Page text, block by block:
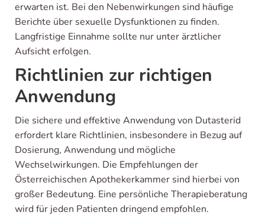
erwarten ist. Bei den Nebenwirkungen sind häufige
Berichte über sexuelle Dysfunktionen zu finden.
Langfristige Einnahme sollte nur unter ärztlicher
Aufsicht erfolgen.
Richtlinien zur richtigen
Anwendung
Die sichere und effektive Anwendung von Dutasterid
erfordert klare Richtlinien, insbesondere in Bezug auf
Dosierung, Anwendung und mögliche
Wechselwirkungen. Die Empfehlungen der
Österreichischen Apothekerkammer sind hierbei von
großer Bedeutung. Eine persönliche Therapieberatung
wird für jeden Patienten dringend empfohlen.